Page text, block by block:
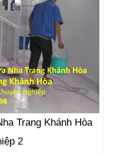
Trang Khánh Hòa
2